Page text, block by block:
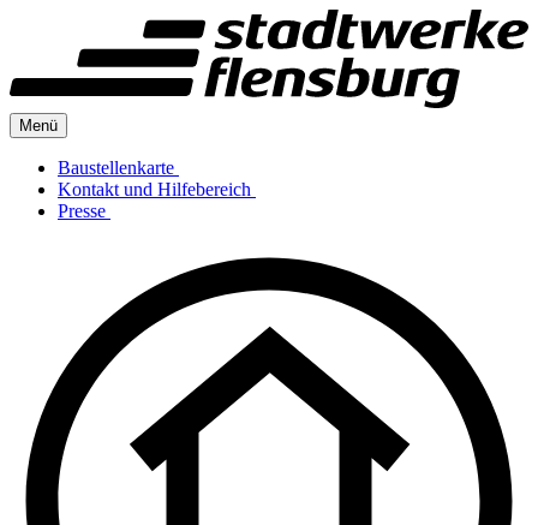
Menü
Baustellenkarte
Kontakt und Hilfebereich
Presse